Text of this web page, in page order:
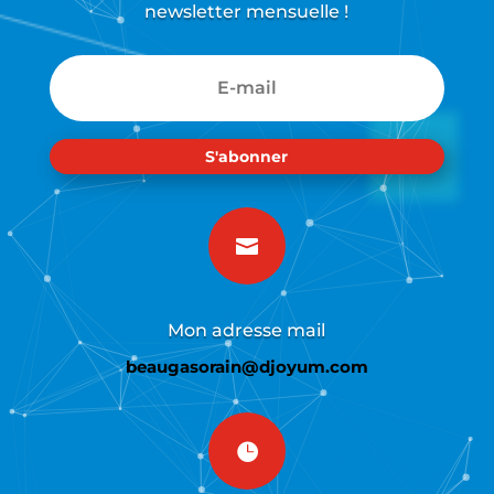
newsletter mensuelle !
S'abonner

Mon adresse mail
beaugasorain@djoyum.com
